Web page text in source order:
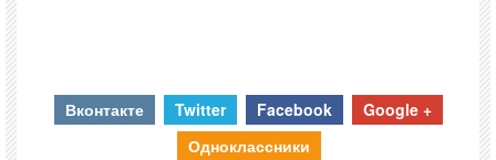
Вконтакте Twitter Facebook
Google +
Одноклассники